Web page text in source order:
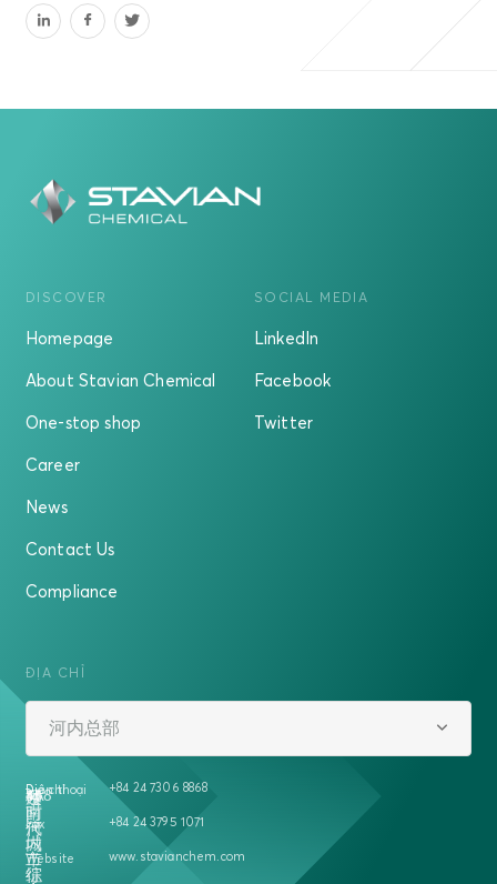
DISCOVER
Homepage
About Stavian Chemical
One-stop shop
Career
News
Contact Us
Compliance
SOCIAL MEDIA
LinkedIn
Facebook
Twitter
ĐỊA CHỈ
河内总部
Địa chỉ
越
南
河
内
二
征
458
号
时
代
城
市
综
5A
楼
Điện thoại +84 24 7306 8868
Fax +84 24 3795 1071
Website www.stavianchem.com